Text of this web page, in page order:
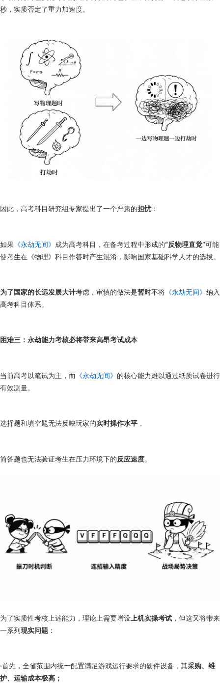
秒，实质否定了重力加速度。
因此，高考科目研究组专家提出了一个严肃的担忧：
如果 《永劫无间》 成为高考科目，在备考过程中形成的“反物理直觉”可能
使考生在《物理》科目作答时产生混淆，影响国家基础科学人才的选拔。
为了国家的长远发展大计考虑，审慎的做法是暂时不将 《永劫无间》 纳入
高考科目体系。
困难三：永劫能力考核必将带来高昂考试成本
当前高考以笔试为主，而 《永劫无间》 的核心能力难以通过纸质试卷进行
有效测量。
选择题和填空题无法反映玩家的实时操作水平 ，
简答题也无法验证考生在压力环境下的反应速度。
为了实质性考核上述能力，理论上需要增设 上机实操考试 ，但这又将带来
一系列现实问题 ：
·首先，全省范围内统一配置满足游戏运行要求的硬件设备，其采购、维
护、运输成本极高；